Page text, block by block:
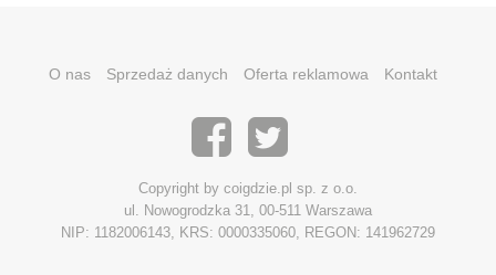
O nas Sprzedaż danych Oferta reklamowa Kontakt
Copyright by coigdzie.pl sp. z o.o.
ul. Nowogrodzka 31, 00-511 Warszawa
NIP: 1182006143, KRS: 0000335060, REGON: 141962729